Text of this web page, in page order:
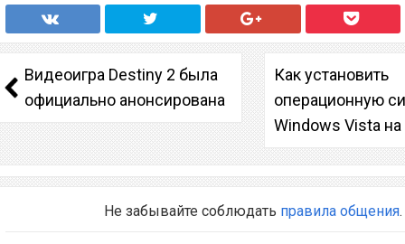
Видеоигра Destiny 2 была
официально анонсирована
Как установить
операционную
Windows Vista
Не забывайте соблюдать правила общения.